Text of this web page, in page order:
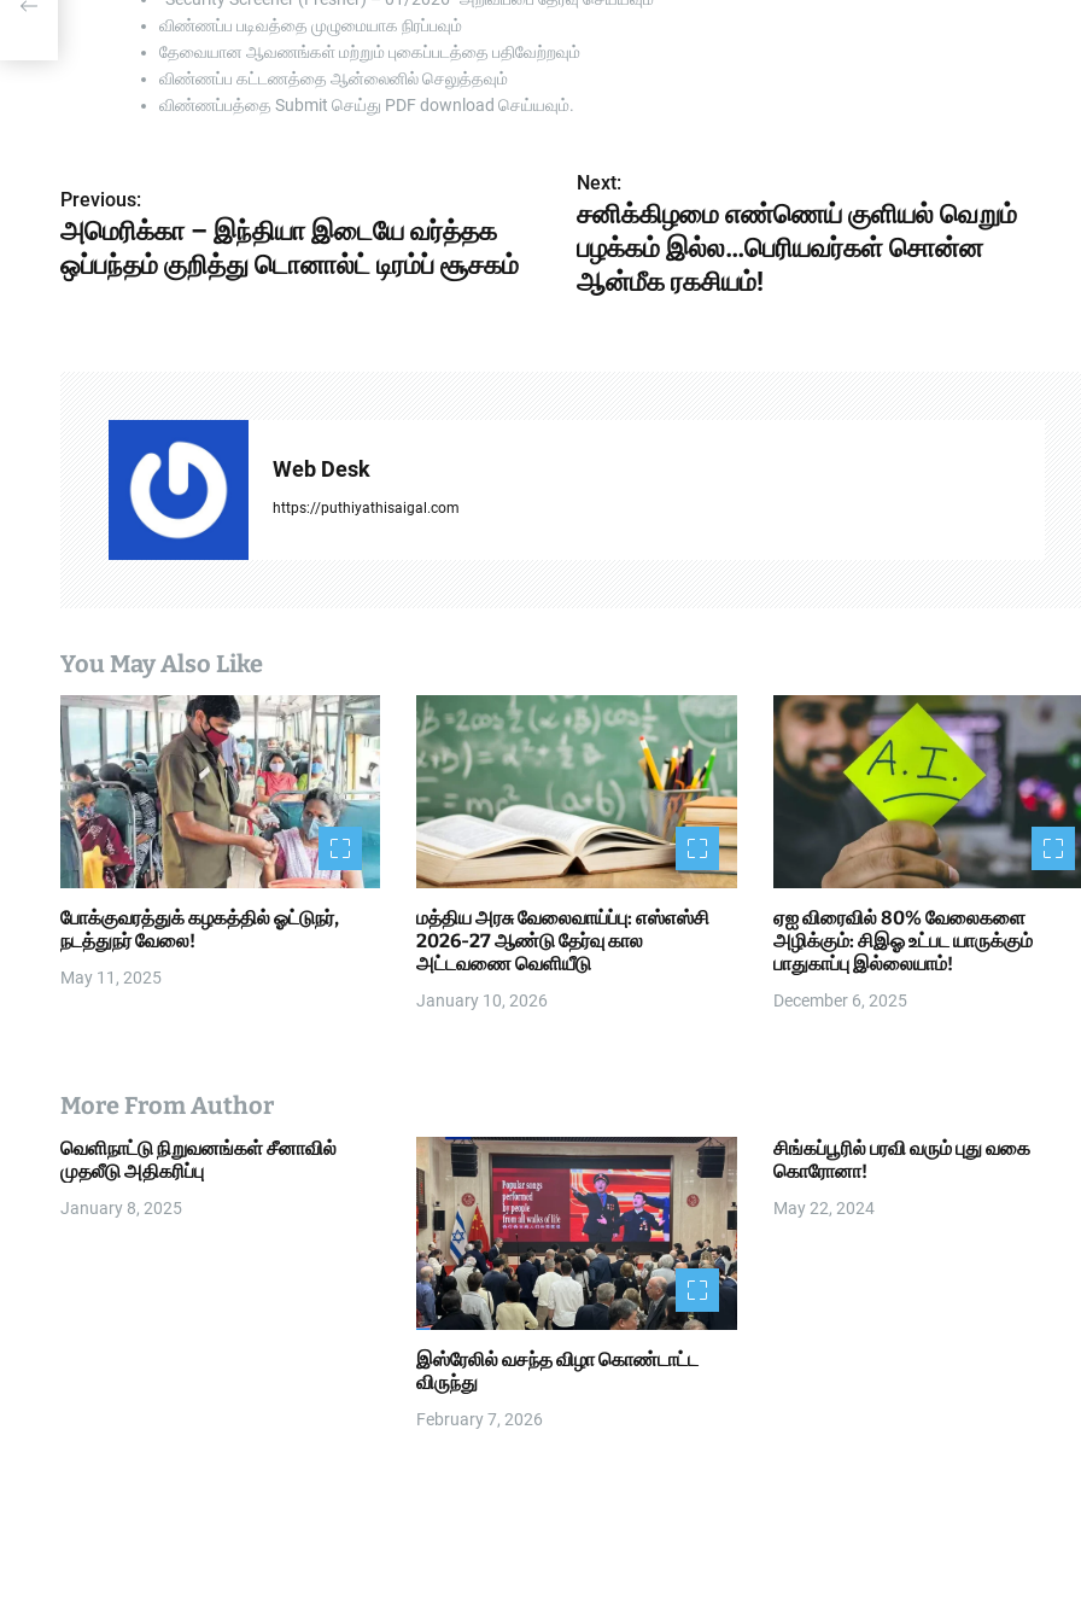
விண்ணப்ப படிவத்தை முழுமையாக நிரப்பவும்
தேவையான ஆவணங்கள் மற்றும் புகைப்படத்தை பதிவேற்றவும்
விண்ணப்ப கட்டணத்தை ஆன்லைனில் செலுத்தவும்
விண்ணப்பத்தை Submit செய்து PDF download செய்யவும்.
P
o
s
t
i
o
n
Previous:
அமெரிக்கா – இந்தியா இடையே வர்த்தக
ஒப்பந்தம் குறித்து டொனால்ட் டிரம்ப் சூசகம்
Next:
சனிக்கிழமை எண்ணெய் குளியல் வெறும்
பழக்கம் இல்ல…பெரியவர்கள் சொன்ன
ஆன்மீக ரகசியம்!
Web Desk
https://puthiyathisaigal.com
You May Also Like
போக்குவரத்துக் கழகத்தில் ஓட்டுநர்,
நடத்துநர் வேலை!
May 11, 2025
மத்திய அரசு வேலைவாய்ப்பு: எஸ்எஸ்சி
2026-27 ஆண்டு தேர்வு கால
அட்டவணை வெளியீடு
January 10, 2026
ஏஐ விரைவில் 80% வேலைகளை
அழிக்கும்: சிஇஓ உட்பட யாருக்கும்
பாதுகாப்பு இல்லையாம்!
December 6, 2025
More From Author
வெளிநாட்டு நிறுவனங்கள் சீனாவில்
முதலீடு அதிகரிப்பு
January 8, 2025
இஸ்ரேலில் வசந்த விழா கொண்டாட்ட
விருந்து
February 7, 2026
சிங்கப்பூரில் பரவி வரும் புது வகை
கொரோனா!
May 22, 2024